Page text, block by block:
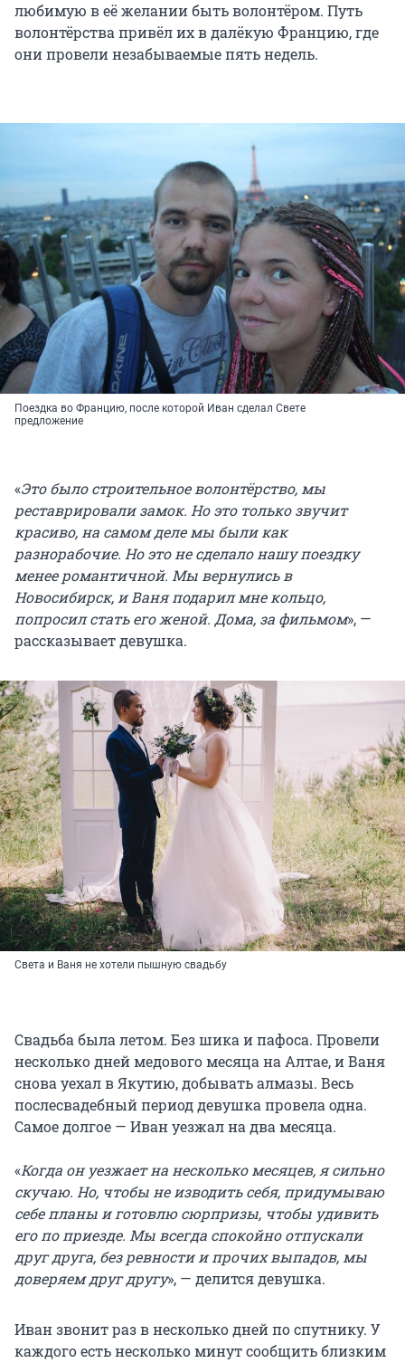
любимую в её желании быть волонтёром. Путь
волонтёрства привёл их в далёкую Францию, где
они провели незабываемые пять недель.
Поездка во Францию, после которой Иван сделал Свете
предложение
«Это было строительное волонтёрство, мы
реставрировали замок. Но это только звучит
красиво, на самом деле мы были как
разнорабочие. Но это не сделало нашу поездку
менее романтичной. Мы вернулись в
Новосибирск, и Ваня подарил мне кольцо,
попросил стать его женой. Дома, за фильмом», —
рассказывает девушка.
Света и Ваня не хотели пышную свадьбу
Свадьба была летом. Без шика и пафоса. Провели
несколько дней медового месяца на Алтае, и Ваня
снова уехал в Якутию, добывать алмазы. Весь
послесвадебный период девушка провела одна.
Самое долгое — Иван уезжал на два месяца.
«Когда он уезжает на несколько месяцев, я сильно
скучаю. Но, чтобы не изводить себя, придумываю
себе планы и готовлю сюрпризы, чтобы удивить
его по приезде. Мы всегда спокойно отпускали
друг друга, без ревности и прочих выпадов, мы
доверяем друг другу», — делится девушка.
Иван звонит раз в несколько дней по спутнику. У
каждого есть несколько минут сообщить близким